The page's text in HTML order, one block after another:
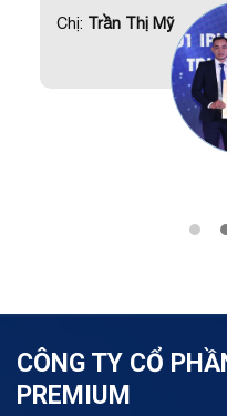
Chị: Trần Thị Mỹ
CÔNG TY CỔ
PREMIUM